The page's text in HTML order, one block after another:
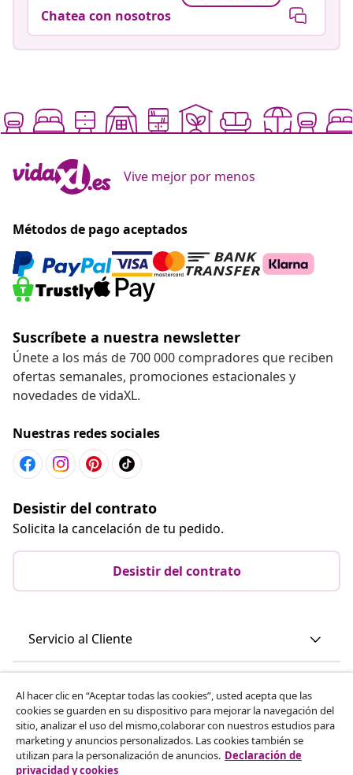
Chatea con nosotros
Vive mejor por menos
Métodos de pago aceptados
Suscríbete a nuestra newsletter
Únete a los más de 700 000 compradores que reciben
ofertas semanales, promociones estacionales y
novedades de vidaXL.
Nuestras redes sociales
Desistir del contrato
Solicita la cancelación de tu pedido.
Desistir del contrato
Servicio al Cliente
vidaXL
Al hacer clic en “Aceptar todas las cookies”, usted acepta que las
cookies se guarden en su dispositivo para mejorar la navegación del
sitio, analizar el uso del mismo,colaborar con nuestros estudios para
marketing y anuncios personalizados. Las cookies también se
utilizan para la personalización de anuncios. Declaración de
privacidad y cookies